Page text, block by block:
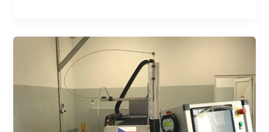
Waterjet
–
technologię